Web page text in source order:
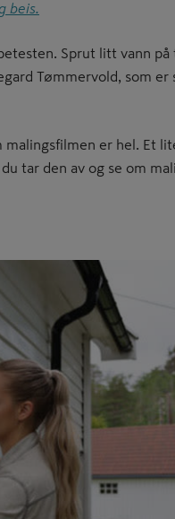
beis.
Sprut litt vann
Tømmervold, som er
malingsfilmen er hel. Et
tar den av og se om